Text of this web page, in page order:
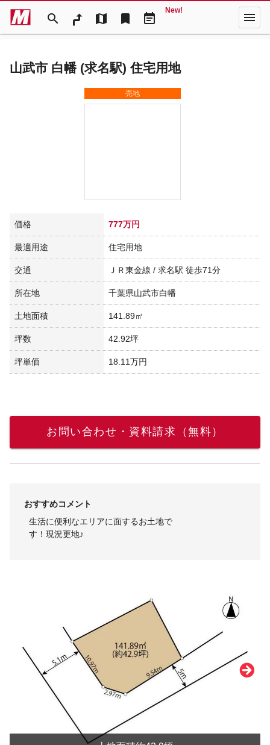
search map bookmark event_note
New! menu
山武市 白幡 (求名駅) 住宅用地
売地
価格 777万円
最適用途 住宅用地
交通 ＪＲ東金線 / 求名駅 徒歩71分
所在地 千葉県山武市白幡
土地面積 141.89㎡
坪数 42.92坪
坪単価 18.11万円
お問い合わせ・資料請求（無料）
おすすめコメント
生活に便利なエリアに面するお土地で
す！現況更地♪